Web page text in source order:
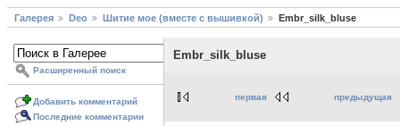
Галерея Deo Шитие мое (вместе с вышивкой) Embr_silk_bluse
Расширенный поиск
Добавить комментарий
Последние комментарии
Embr_silk_bluse
первая предыдущая